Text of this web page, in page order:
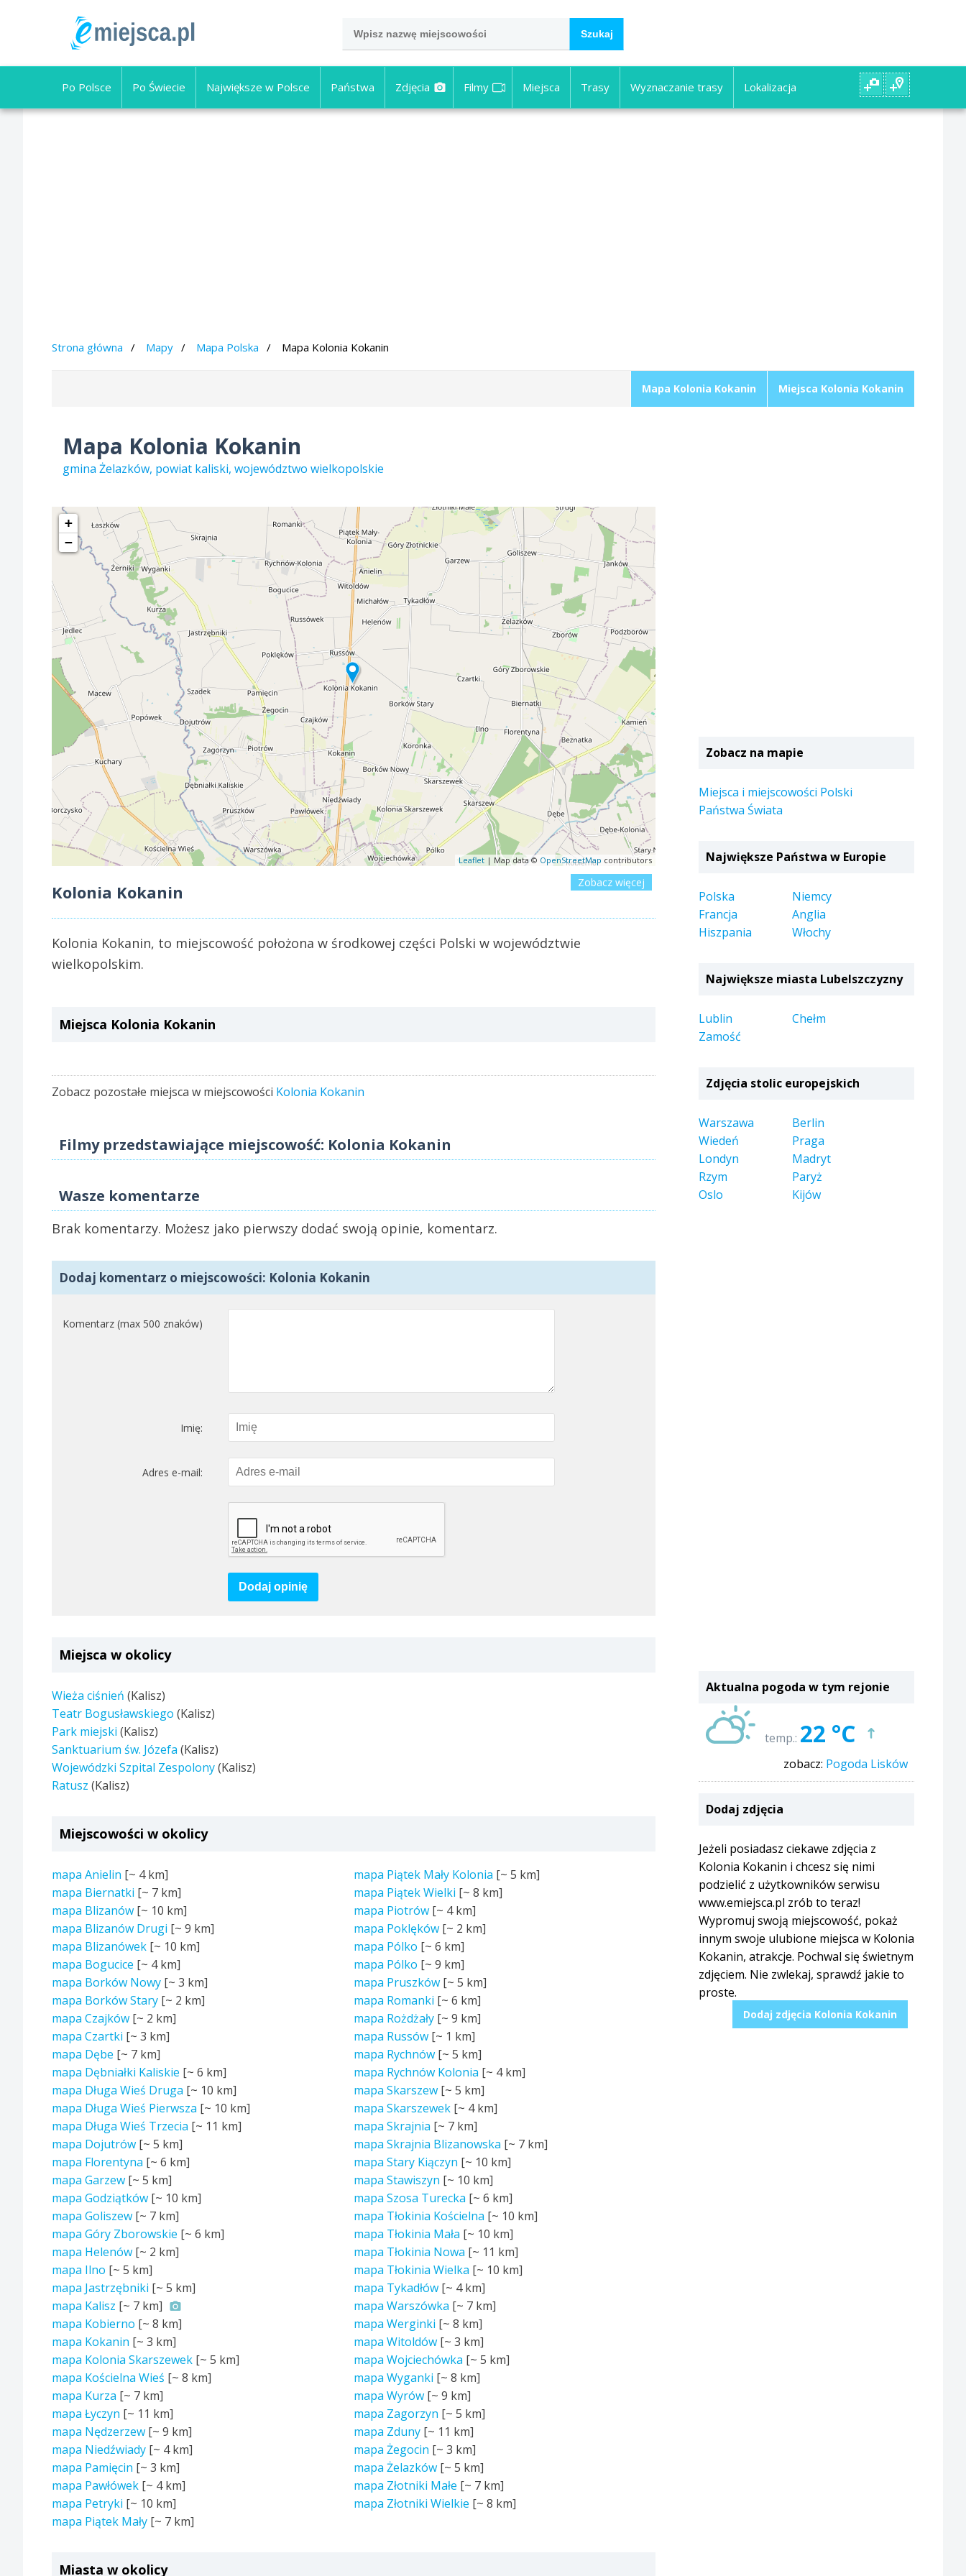
Po Polsce Po Świecie Największe w Polsce Państwa Zdjęcia Filmy Miejsca Trasy Wyznaczanie trasy Lokalizacja
Strona główna Mapy Mapa Polska Mapa Kolonia Kokanin
Mapa Kolonia Kokanin Miejsca Kolonia Kokanin
Mapa Kolonia Kokanin
gmina Żelazków, powiat kaliski, województwo wielkopolskie
+
−
Leaflet | Map data © OpenStreetMap contributors
Zobacz więcej
Kolonia Kokanin
Kolonia Kokanin, to miejscowość położona w środkowej części Polski w województwie
wielkopolskim.
Miejsca Kolonia Kokanin
Zobacz pozostałe miejsca w miejscowości Kolonia Kokanin
Filmy przedstawiające miejscowość: Kolonia Kokanin
Wasze komentarze
Brak komentarzy. Możesz jako pierwszy dodać swoją opinie, komentarz.
Dodaj komentarz o miejscowości: Kolonia Kokanin
Komentarz (max 500 znaków)
Imię:
Adres e-mail:
Dodaj opinię
Miejsca w okolicy
Wieża ciśnień (Kalisz)
Teatr Bogusławskiego (Kalisz)
Park miejski (Kalisz)
Sanktuarium św. Józefa (Kalisz)
Wojewódzki Szpital Zespolony(Kalisz)
Ratusz (Kalisz)
Miejscowości w okolicy
mapa Anielin [~ 4 km]
mapa Biernatki [~ 7 km]
mapa Blizanów [~ 10 km]
mapa Blizanów Drugi [~ 9 km]
mapa Blizanówek [~ 10 km]
mapa Bogucice [~ 4 km]
mapa Borków Nowy [~ 3 km]
mapa Borków Stary [~ 2 km]
mapa Czajków [~ 2 km]
mapa Czartki [~ 3 km]
mapa Dębe [~ 7 km]
mapa Dębniałki Kaliskie [~ 6 km]
mapa Długa Wieś Druga [~ 10 km]
mapa Długa Wieś Pierwsza [~ 10 km]
mapa Długa Wieś Trzecia [~ 11 km]
mapa Dojutrów [~ 5 km]
mapa Florentyna [~ 6 km]
mapa Garzew [~ 5 km]
mapa Godziątków [~ 10 km]
mapa Goliszew [~ 7 km]
mapa Góry Zborowskie [~ 6 km]
mapa Helenów [~ 2 km]
mapa Ilno [~ 5 km]
mapa Jastrzębniki [~ 5 km]
mapa Kalisz [~ 7 km]
mapa Kobierno [~ 8 km]
mapa Kokanin [~ 3 km]
mapa Kolonia Skarszewek [~ 5 km]
mapa Kościelna Wieś [~ 8 km]
mapa Kurza [~ 7 km]
mapa Łyczyn [~ 11 km]
mapa Nędzerzew [~ 9 km]
mapa Niedźwiady [~ 4 km]
mapa Pamięcin [~ 3 km]
mapa Pawłówek [~ 4 km]
mapa Petryki [~ 10 km]
mapa Piątek Mały [~ 7 km]
mapa Piątek Mały Kolonia [~ 5 km]
mapa Piątek Wielki [~ 8 km]
mapa Piotrów[~ 4 km]
mapa Poklęków[~ 2 km]
mapa Pólko [~ 6 km]
mapa Pólko [~ 9 km]
mapa Pruszków[~ 5 km]
mapa Romanki [~ 6 km]
mapa Rożdżały[~ 9 km]
mapa Russów[~ 1 km]
mapa Rychnów[~ 5 km]
mapa Rychnów Kolonia [~ 4 km]
mapa Skarszew[~ 5 km]
mapa Skarszewek[~ 4 km]
mapa Skrajnia [~ 7 km]
mapa Skrajnia Blizanowska [~ 7 km]
mapa Stary Kiączyn [~ 10 km]
mapa Stawiszyn [~ 10 km]
mapa Szosa Turecka [~ 6 km]
mapa Tłokinia Kościelna [~ 10 km]
mapa Tłokinia Mała [~ 10 km]
mapa Tłokinia Nowa [~ 11 km]
mapa Tłokinia Wielka [~ 10 km]
mapa Tykadłów[~ 4 km]
mapa Warszówka [~ 7 km]
mapa Werginki [~ 8 km]
mapa Witoldów[~ 3 km]
mapa Wojciechówka [~ 5 km]
mapa Wyganki [~ 8 km]
mapa Wyrów[~ 9 km]
mapa Zagorzyn [~ 5 km]
mapa Zduny[~ 11 km]
mapa Żegocin [~ 3 km]
mapa Żelazków[~ 5 km]
mapa Złotniki Małe [~ 7 km]
mapa Złotniki Wielkie [~ 8 km]
Miasta w okolicy
Zobacz na mapie
Miejsca i miejscowości Polski
Państwa Świata
Największe Państwa w Europie
Polska
Niemcy
Francja
Anglia
Hiszpania
Włochy
Największe miasta Lubelszczyzny
Lublin
Chełm
Zamość
Zdjęcia stolic europejskich
Warszawa
Berlin
Wiedeń
Praga
Londyn
Madryt
Rzym
Paryż
Oslo
Kijów
Aktualna pogoda w tym rejonie
temp.: 22 °C
zobacz: Pogoda Lisków
Dodaj zdjęcia
Jeżeli posiadasz ciekawe zdjęcia z
Kolonia Kokanin i chcesz się nimi
podzielić z użytkowników serwisu
www.emiejsca.pl zrób to teraz!
Wypromuj swoją miejscowość, pokaż
innym swoje ulubione miejsca w Kolonia
Kokanin, atrakcje. Pochwal się świetnym
zdjęciem. Nie zwlekaj, sprawdź jakie to
proste.
Dodaj zdjęcia Kolonia Kokanin